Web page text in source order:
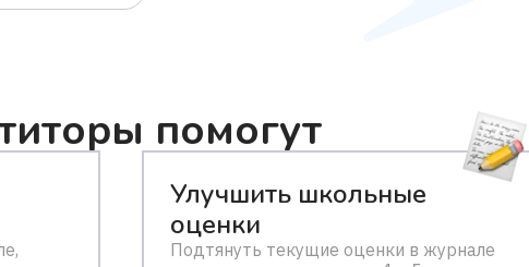
помогут
Улучшить школьные
оценки
Подтянуть текущие оценки в журнале